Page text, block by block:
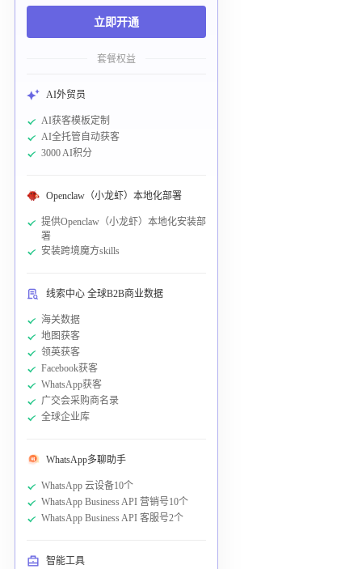
立即开通
套餐权益
AI外贸员
AI获客模板定制
AI全托管自动获客
3000 AI积分
Openclaw（小龙虾）本地化部署
提供Openclaw（小龙虾）本地化安装部
署
安装跨境魔方skills
线索中心 全球B2B商业数据
海关数据
地图获客
领英获客
Facebook获客
WhatsApp获客
广交会采购商名录
全球企业库
WhatsApp多聊助手
WhatsApp 云设备10个
WhatsApp Business API 营销号10个
WhatsApp Business API 客服号2个
智能工具